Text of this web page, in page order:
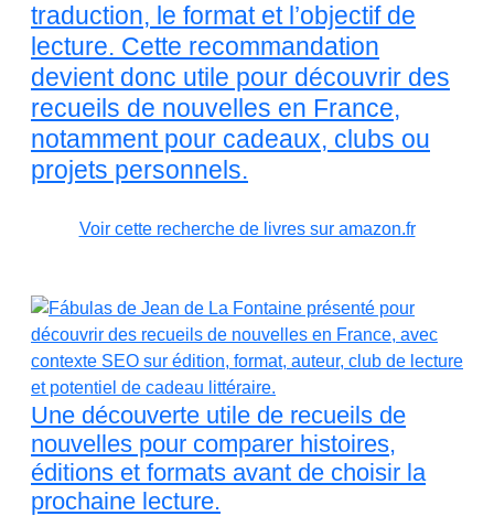
traduction, le format et l’objectif de
lecture. Cette recommandation
devient donc utile pour découvrir des
recueils de nouvelles en France,
notamment pour cadeaux, clubs ou
projets personnels.
Voir cette recherche de livres sur amazon.fr
Une découverte utile de recueils de
nouvelles pour comparer histoires,
éditions et formats avant de choisir la
prochaine lecture.